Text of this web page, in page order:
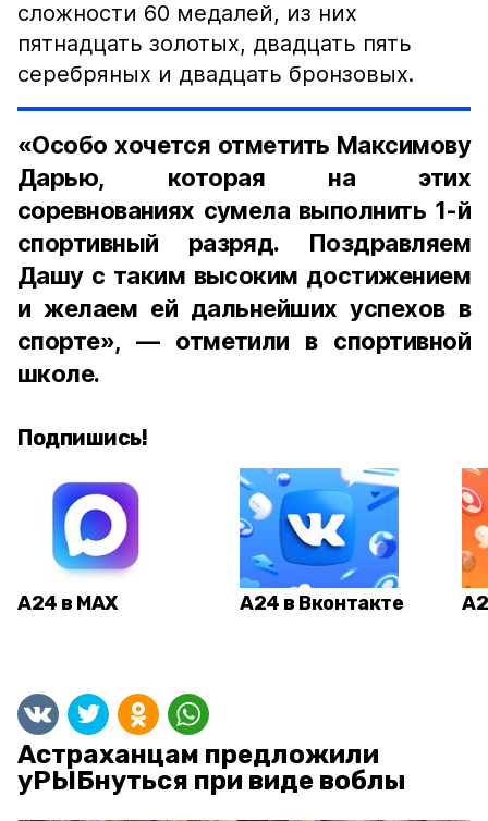
сложности 60 медалей, из них
пятнадцать золотых, двадцать пять
серебряных и двадцать бронзовых.
«Особо хочется отметить Максимову
Дарью, которая на этих
соревнованиях сумела выполнить 1-й
спортивный разряд. Поздравляем
Дашу с таким высоким достижением
и желаем ей дальнейших успехов в
спорте», — отметили в спортивной
школе.
Подпишись!
А24 в MAX А24 в Вконтакте
Астраханцам предложили
уРЫБнуться при виде воблы